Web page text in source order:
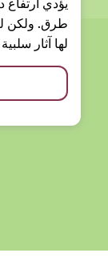
يؤدي ارتفاع
طرق. ولكن ليست
لها آثار سلبية